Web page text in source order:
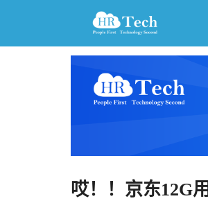
哎！！京东12G